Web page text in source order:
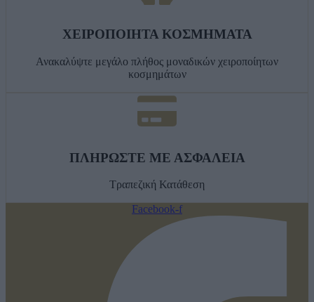
ΧΕΙΡΟΠΟΙΗΤΑ ΚΟΣΜΗΜΑΤΑ
Ανακαλύψτε μεγάλο πλήθος μοναδικών χειροποίητων
κοσμημάτων
ΠΛΗΡΩΣΤΕ ΜΕ ΑΣΦΑΛΕΙΑ
Τραπεζική Κατάθεση
Facebook-f